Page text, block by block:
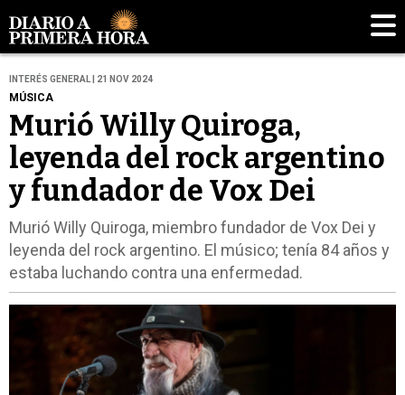
INTERÉS GENERAL | 21 NOV 2024
MÚSICA
Murió Willy Quiroga,
leyenda del rock argentino
y fundador de Vox Dei
Murió Willy Quiroga, miembro fundador de Vox Dei y
leyenda del rock argentino. El músico; tenía 84 años y
estaba luchando contra una enfermedad.